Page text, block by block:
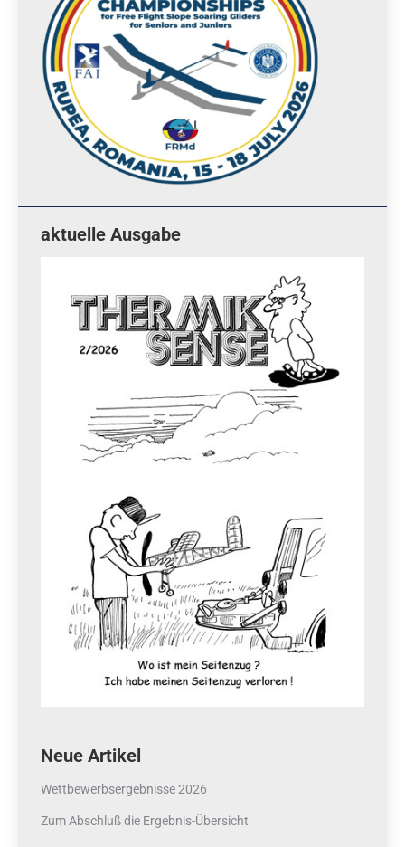
aktuelle Ausgabe
Neue Artikel
Wettbewerbsergebnisse 2026
Zum Abschluß die Ergebnis-Übersicht